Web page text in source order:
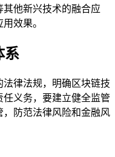
他新兴技术的融合应
效果。
系
律法规，明确区块链技
义务，要建立健全监管
防范法律风险和金融风